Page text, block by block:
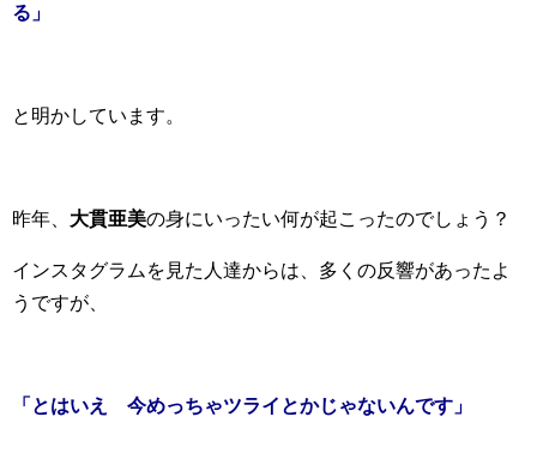
る」
と明かしています。
昨年、 大貫亜美の身にいったい何が起こったのでしょう？
インスタグラムを見た人達からは、多くの反響があったよ
うですが、
「とはいえ 今めっちゃツライとかじゃないんです」